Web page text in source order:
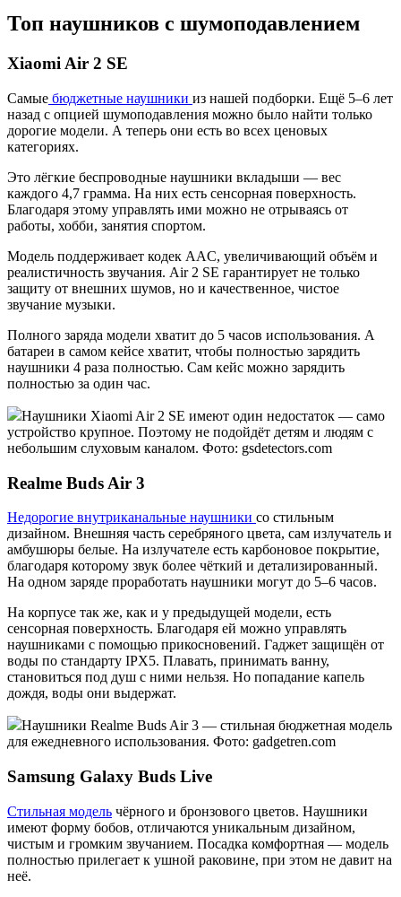
Топ наушников с шумоподавлением
Xiaomi Air 2 SE
Самые бюджетные наушники из нашей подборки. Ещё 5–6 лет
назад с опцией шумоподавления можно было найти только
дорогие модели. А теперь они есть во всех ценовых
категориях.
Это лёгкие беспроводные наушники вкладыши — вес
каждого 4,7 грамма. На них есть сенсорная поверхность.
Благодаря этому управлять ими можно не отрываясь от
работы, хобби, занятия спортом.
Модель поддерживает кодек AAC, увеличивающий объём и
реалистичность звучания. Air 2 SE гарантирует не только
защиту от внешних шумов, но и качественное, чистое
звучание музыки.
Полного заряда модели хватит до 5 часов использования. А
батареи в самом кейсе хватит, чтобы полностью зарядить
наушники 4 раза полностью. Сам кейс можно зарядить
полностью за один час.
Наушники Xiaomi Air 2 SE имеют один недостаток — само
устройство крупное. Поэтому не подойдёт детям и людям с
небольшим слуховым каналом. Фото: gsdetectors.com
Realme Buds Air 3
Недорогие внутриканальные наушники со стильным
дизайном. Внешняя часть серебряного цвета, сам излучатель и
амбушюры белые. На излучателе есть карбоновое покрытие,
благодаря которому звук более чёткий и детализированный.
На одном заряде проработать наушники могут до 5–6 часов.
На корпусе так же, как и у предыдущей модели, есть
сенсорная поверхность. Благодаря ей можно управлять
наушниками с помощью прикосновений. Гаджет защищён от
воды по стандарту IPX5. Плавать, принимать ванну,
становиться под душ с ними нельзя. Но попадание капель
дождя, воды они выдержат.
Наушники Realme Buds Air 3 — стильная бюджетная модель
для ежедневного использования. Фото: gadgetren.com
Samsung Galaxy Buds Live
Стильная модель чёрного и бронзового цветов. Наушники
имеют форму бобов, отличаются уникальным дизайном,
чистым и громким звучанием. Посадка комфортная — модель
полностью прилегает к ушной раковине, при этом не давит на
неё.